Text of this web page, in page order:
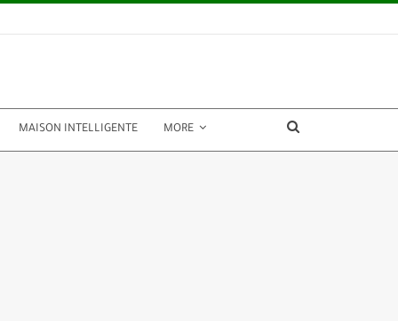
MAISON INTELLIGENTE MORE